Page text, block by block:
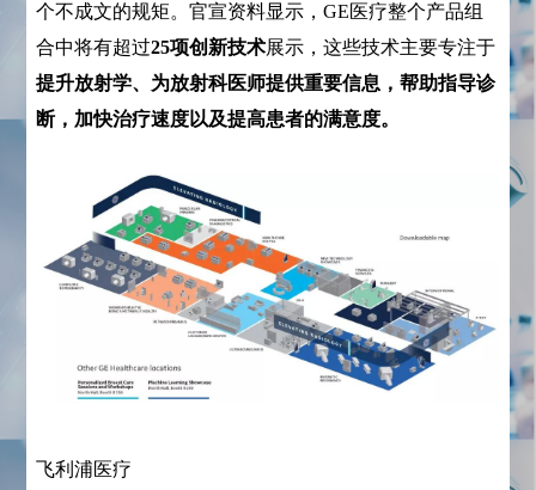
个不成文的规矩。官宣资料显示，GE医疗整个产品组
合中将有超过25项创新技术展示，这些技术主要专注于
提升放射学、为放射科医师提供重要信息，帮助指导诊
断，加快治疗速度以及提高患者的满意度。
飞利浦医疗